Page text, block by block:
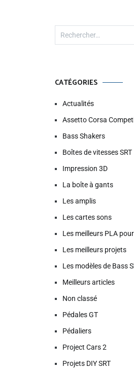
Rechercher :
CATÉGORIES
Actualités
Assetto Corsa
Bass Shakers
Boîtes de vitesses SRT
Impression 3D
La boîte à gants
Les amplis
Les cartes sons
Les meilleurs PLA
Les meilleurs projets
Les modèles de Bass
Meilleurs articles
Non classé
Pédales GT
Pédaliers
Project Cars 2
Projets DIY SRT